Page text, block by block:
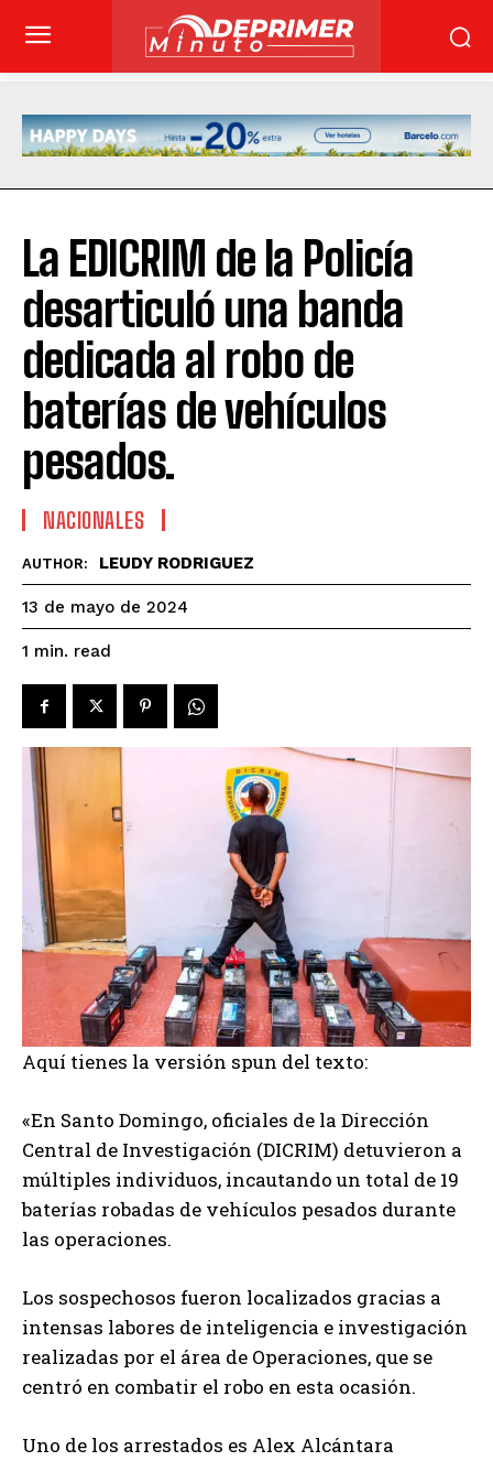
La EDICRIM de la Policía
desarticuló una banda
dedicada al robo de
baterías de vehículos
pesados.
NACIONALES
AUTHOR: LEUDY RODRIGUEZ
13 de mayo de 2024
1 min. read
Aquí tienes la versión spun del texto:
«En Santo Domingo, oficiales de la Dirección
Central de Investigación (DICRIM) detuvieron a
múltiples individuos, incautando un total de 19
baterías robadas de vehículos pesados durante
las operaciones.
Los sospechosos fueron localizados gracias a
intensas labores de inteligencia e investigación
realizadas por el área de Operaciones, que se
centró en combatir el robo en esta ocasión.
Uno de los arrestados es Alex Alcántara